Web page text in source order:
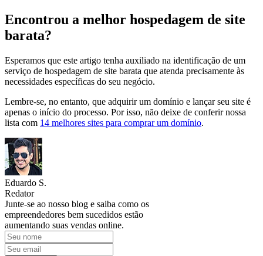
Encontrou a melhor hospedagem de site
barata?
Esperamos que este artigo tenha auxiliado na identificação de um
serviço de hospedagem de site barata que atenda precisamente às
necessidades específicas do seu negócio.
Lembre-se, no entanto, que adquirir um domínio e lançar seu site é
apenas o início do processo. Por isso, não deixe de conferir nossa
lista com 14 melhores sites para comprar um domínio.
Eduardo S.
Redator
Junte-se ao nosso blog e saiba como os
empreendedores bem sucedidos estão
aumentando suas vendas online.